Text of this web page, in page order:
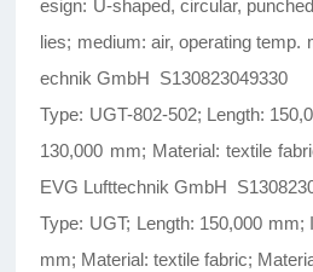
esign: U-shaped, circular,
lies; medium: air, operating temp.
echnik GmbH S130823049330
Type: UGT-802-502; Length:
130,000 mm; Material: textile
EVG Lufttechnik GmbH
Type: UGT; Length: 150,000 mm;
mm; Material: textile fabric;